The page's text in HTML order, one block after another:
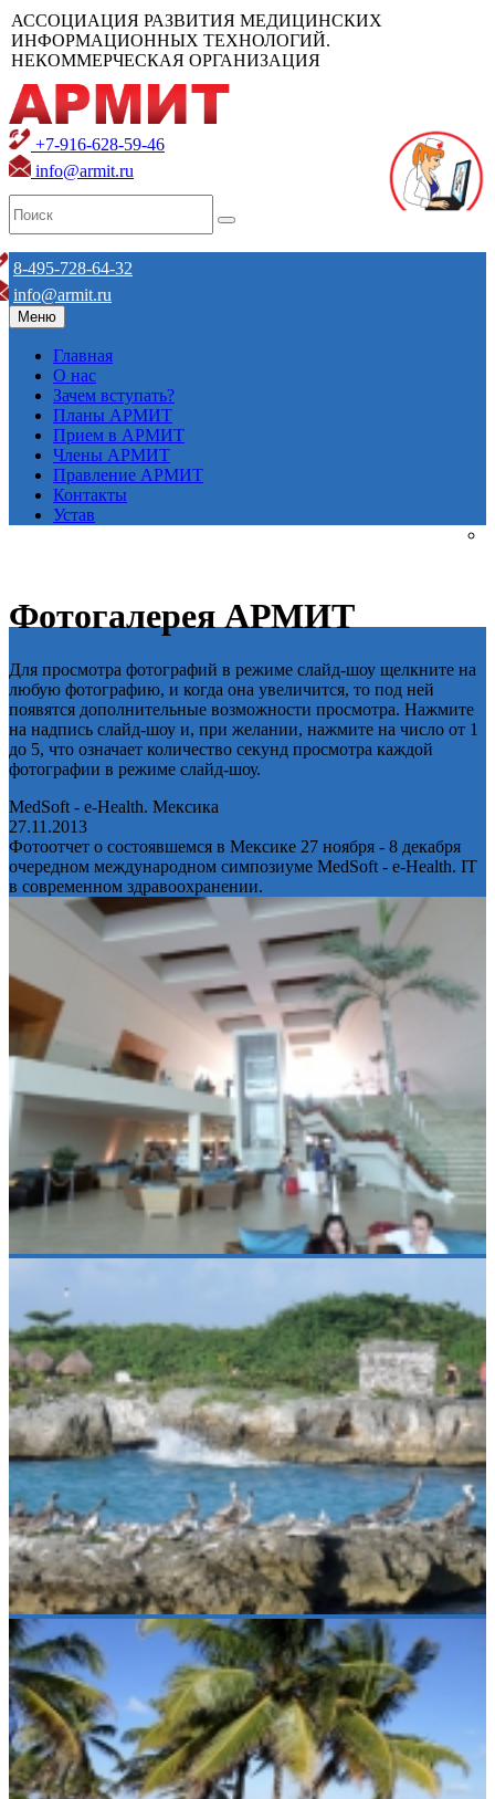
АССОЦИАЦИЯ РАЗВИТИЯ МЕДИЦИНСКИХ
ИНФОРМАЦИОННЫХ ТЕХНОЛОГИЙ.
НЕКОММЕРЧЕСКАЯ ОРГАНИЗАЦИЯ
+7-916-628-59-46
info@armit.ru
8-495-728-64-32
info@armit.ru
Меню
Главная
О нас
Зачем вступать?
Планы АРМИТ
Прием в АРМИТ
Члены АРМИТ
Правление АРМИТ
Контакты
Устав
Фотогалерея АРМИТ
Для просмотра фотографий в режиме слайд-шоу щелкните на
любую фотографию, и когда она увеличится, то под ней
появятся дополнительные возможности просмотра. Нажмите
на надпись слайд-шоу и, при желании, нажмите на число от 1
до 5, что означает количество секунд просмотра каждой
фотографии в режиме слайд-шоу.
MedSoft - e-Health. Мексика
27.11.2013
Фотоотчет о состоявшемся в Мексике 27 ноября - 8 декабря
очередном международном симпозиуме MedSoft - e-Health. IT
в современном здравоохранении.